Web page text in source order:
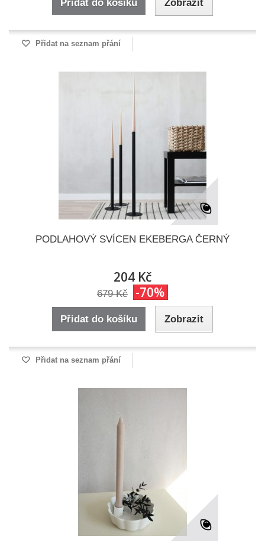
Přidat do košíku Zobrazit
Přidat na seznam přání
PODLAHOVÝ SVÍCEN EKEBERGA ČERNÝ
204 Kč
679 Kč -70%
Přidat do košíku Zobrazit
Přidat na seznam přání